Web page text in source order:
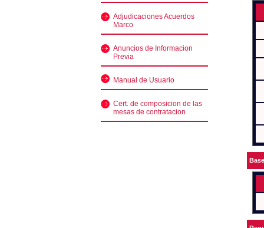
Adjudicaciones Acuerdos
Marco
Anuncios de Informacion
Previa
Manual de Usuario
Cert. de composicion de las
mesas de contratacion